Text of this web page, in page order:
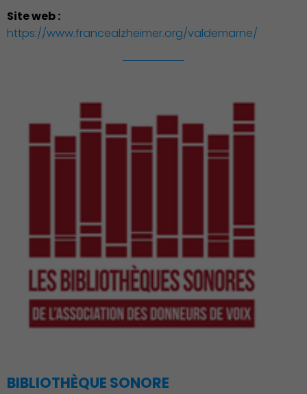
Environnement cadre de
vie
Site web :
https://www.francealzheimer.org/valdemarne/
BIBLIOTHÈQUE SONORE